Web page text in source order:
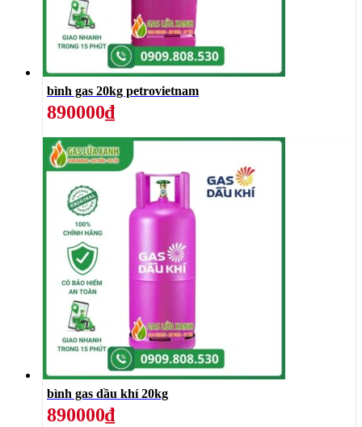
bình gas 20kg petrovietnam
890000₫
bình gas dầu khí 20kg
890000₫